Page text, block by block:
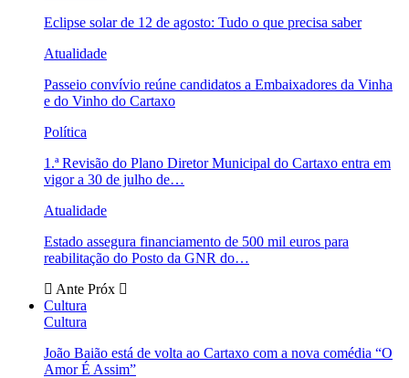
Eclipse solar de 12 de agosto: Tudo o que precisa saber
Atualidade
Passeio convívio reúne candidatos a Embaixadores da Vinha
e do Vinho do Cartaxo
Política
1.ª Revisão do Plano Diretor Municipal do Cartaxo entra em
vigor a 30 de julho de…
Atualidade
Estado assegura financiamento de 500 mil euros para
reabilitação do Posto da GNR do…
Ante Próx
Cultura
Cultura
João Baião está de volta ao Cartaxo com a nova comédia “O
Amor É Assim”